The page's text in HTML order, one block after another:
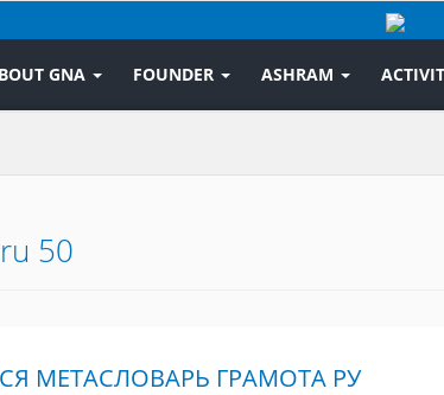
GNA FOUNDER ASHRAM
50
МЕТАСЛОВАРЬ ГРАМОТА РУ